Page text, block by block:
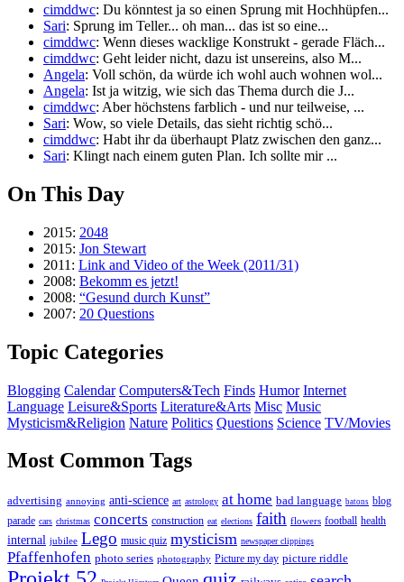
cimddwc: Du könntest ja so einen Sprung mit Hochhüpfen...
Sari: Sprung im Teller... oh man... das ist so eine...
cimddwc: Wenn dieses wacklige Konstrukt - gerade Fläch...
cimddwc: Geht leider nicht, dazu ist unsereins, also M...
Angela: Voll schön, da würde ich wohl auch wohnen wol...
Angela: Ist ja witzig, wie sich das Thema durch die J...
cimddwc: Aber höchstens farblich - und nur teilweise, ...
Sari: Wow, so viele Details, das sieht richtig schö...
cimddwc: Habt ihr da überhaupt Platz zwischen den ganz...
Sari: Klingt nach einem guten Plan. Ich sollte mir ...
On This Day
2015: 2048
2015: Jon Stewart
2011: Link and Video of the Week (2011/31)
2008: Bekomm es jetzt!
2008: “Gesund durch Kunst”
2007: 20 Questions
Topic Categories
Blogging Calendar Computers&Tech Finds Humor Internet
Language Leisure&Sports Literature&Arts Misc Music
Mysticism&Religion Nature Politics Questions Science TV/Movies
Most Common Tags
advertising annoying anti-science art astrology at home bad language batons blog
parade cars christmas concerts construction eat elections faith flowers football health
internal jubilee Lego music quiz mysticism newspaper clippings
Pfaffenhofen photo series photography Picture my day picture riddle